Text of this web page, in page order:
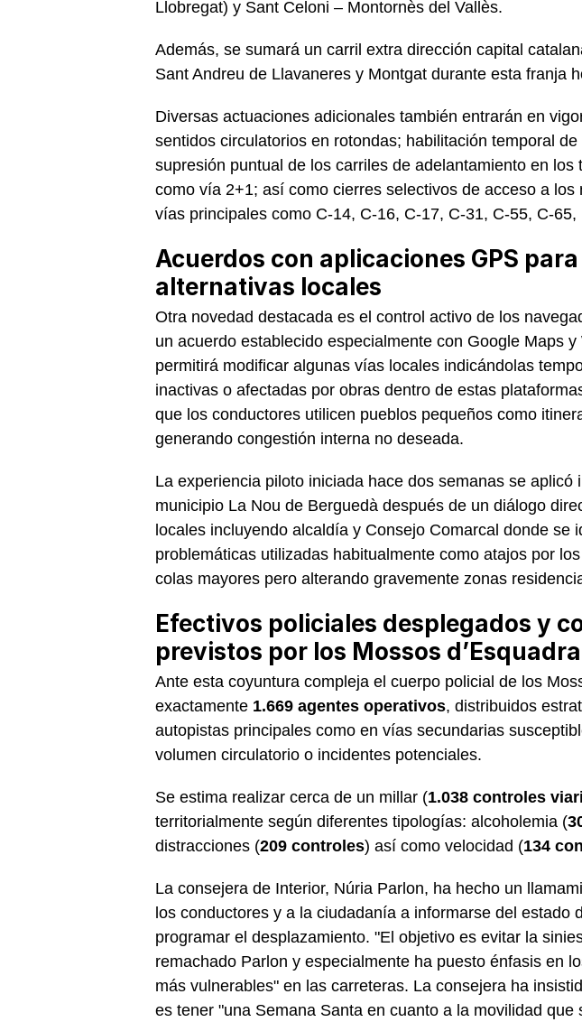
Llobregat) y Sant Celoni – Montornès del Vallès.
Además, se sumará un carril extra dirección capital
Sant Andreu de Llavaneres y Montgat durante esta franja
Diversas actuaciones adicionales también entrarán en
sentidos circulatorios en rotondas; habilitación temporal
supresión puntual de los carriles de adelantamiento en los
como vía 2+1; así como cierres selectivos de acceso a los
vías principales como C-14, C-16, C-17, C-31, C-55, C-65,
Acuerdos con aplicaciones GPS
alternativas locales
Otra novedad destacada es el control activo de los
un acuerdo establecido especialmente con Google Maps
permitirá modificar algunas vías locales indicándolas
inactivas o afectadas por obras dentro de estas
que los conductores utilicen pueblos pequeños como
generando congestión interna no deseada.
La experiencia piloto iniciada hace dos semanas se aplicó
municipio La Nou de Berguedà después de un diálogo
locales incluyendo alcaldía y Consejo Comarcal donde se
problemáticas utilizadas habitualmente como atajos por
colas mayores pero alterando gravemente zonas
Efectivos policiales desplegados y
previstos por los Mossos d’Esquadra
Ante esta coyuntura compleja el cuerpo policial de los
exactamente 1.669 agentes operativos, distribuidos
autopistas principales como en vías secundarias
volumen circulatorio o incidentes potenciales.
Se estima realizar cerca de un millar (1.038 controles
territorialmente según diferentes tipologías: alcoholemia (
distracciones (209 controles) así como velocidad (134
La consejera de Interior, Núria Parlon, ha hecho un
los conductores y a la ciudadanía a informarse del estado
programar el desplazamiento. "El objetivo es evitar la
remachado Parlon y especialmente ha puesto énfasis en
más vulnerables" en las carreteras. La consejera ha
es tener "una Semana Santa en cuanto a la movilidad que